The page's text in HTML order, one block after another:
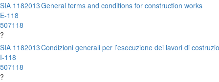
SIA 118
E-118
507118
?
2013General terms and conditions for construction works
SIA 118
I-118
507118
?
2013Condizioni generali per l’esecuzione dei lavori di